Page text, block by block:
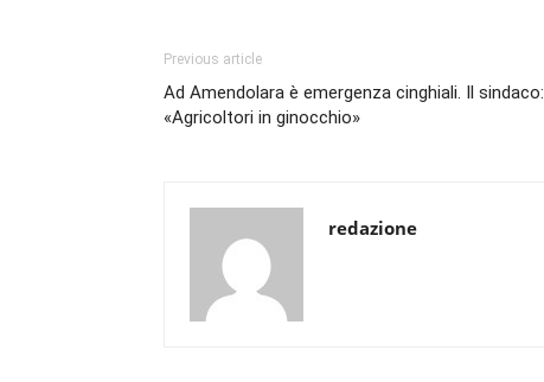
Previous article
Ad Amendolara è emergenza cinghiali. Il sindaco:
«Agricoltori in ginocchio»
redazione